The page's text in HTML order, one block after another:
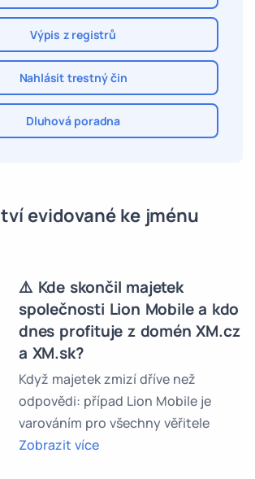
Výpis z registrů
Nahlásit trestný čin
Dluhová poradna
evidované ke jménu
⚠️ Kde skončil majetek
společnosti Lion Mobile a kdo
dnes profituje z domén XM.cz
a XM.sk?
Když majetek zmizí dříve než
odpovědi: případ Lion Mobile je
varováním pro všechny věřitele
Zobrazit více